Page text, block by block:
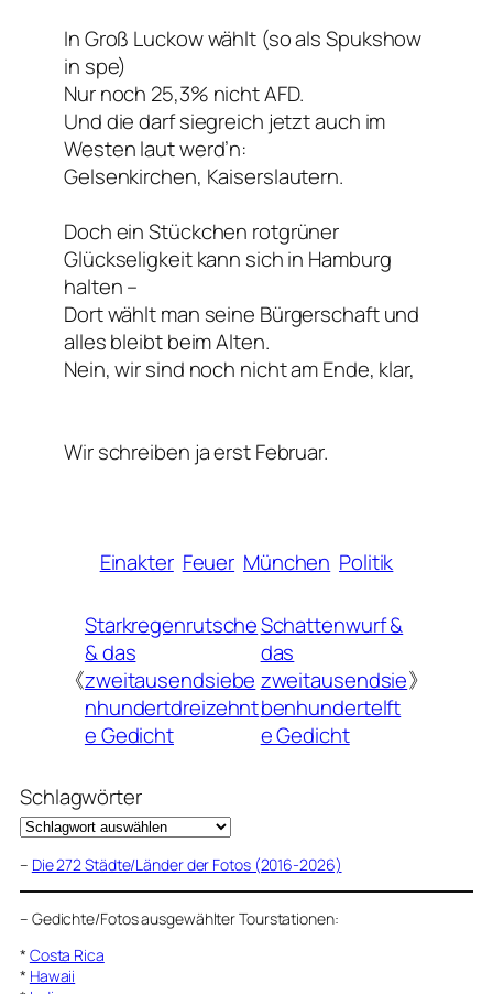
In Groß Luckow wählt (so als Spukshow
in spe)
Nur noch 25,3% nicht AFD.
Und die darf siegreich jetzt auch im
Westen laut werd’n:
Gelsenkirchen, Kaiserslautern.
Doch ein Stückchen rotgrüner
Glückseligkeit kann sich in Hamburg
halten –
Dort wählt man seine Bürgerschaft und
alles bleibt beim Alten.
Nein, wir sind noch nicht am Ende, klar,
Wir schreiben ja erst Februar.
Einakter Feuer München Politik
《
Starkregenrutsche
& das
zweitausendsiebe
nhundertdreizehnt
e Gedicht
Schattenwurf &
das
zweitausendsie
benhundertelft
e Gedicht
》
Schlagwörter
– Die 272 Städte/Länder der Fotos (2016-2026)
– Gedichte/Fotos ausgewählter Tourstationen:
* Costa Rica
* Hawaii